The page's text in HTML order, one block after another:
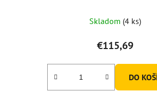
Skladom (4 ks)
€115,69
DO